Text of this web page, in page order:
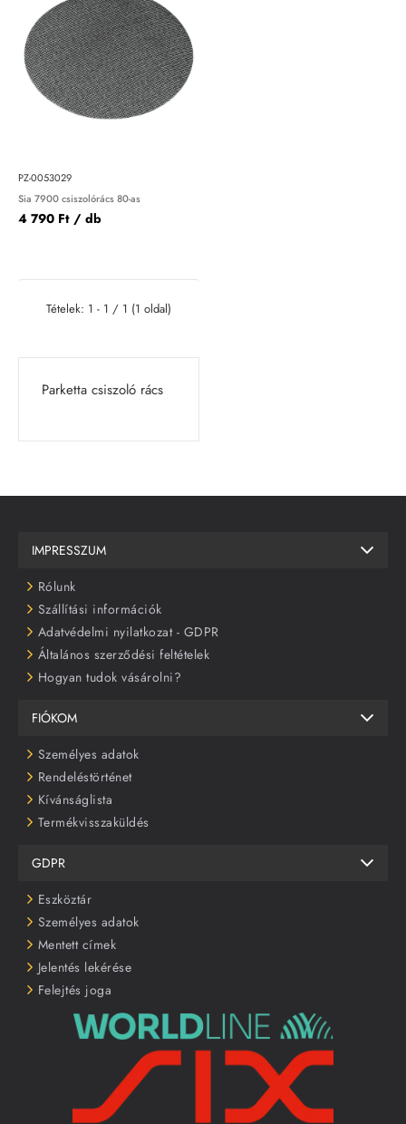
Parketta csiszoló rács
PZ-0053029
Sia 7900 csiszolórács 80-as
4 790 Ft / db
Tételek: 1 - 1 / 1 (1 oldal)
IMPRESSZUM
Rólunk
Szállítási információk
Adatvédelmi nyilatkozat - GDPR
Általános szerződési feltételek
Hogyan tudok vásárolni?
FIÓKOM
Személyes adatok
Rendeléstörténet
Kívánságlista
Termékvisszaküldés
GDPR
Eszköztár
Személyes adatok
Mentett címek
Jelentés lekérése
Felejtés joga